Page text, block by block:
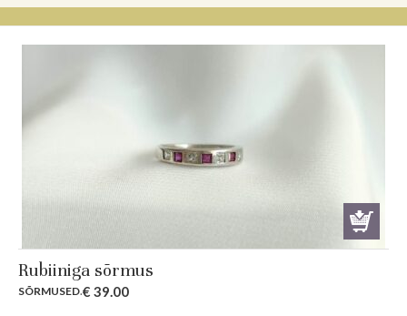
Rubiiniga sõrmus
SÕRMUSED.€ 39.00